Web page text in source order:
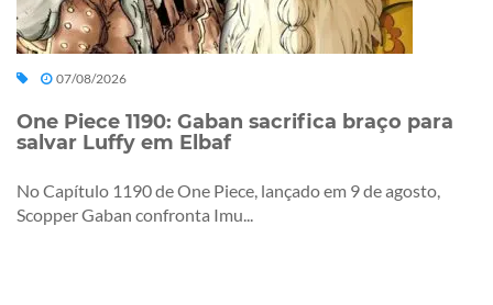
07/08/2026
One Piece 1190: Gaban sacrifica braço para
salvar Luffy em Elbaf
No Capítulo 1190 de One Piece, lançado em 9 de agosto,
Scopper Gaban confronta Imu...